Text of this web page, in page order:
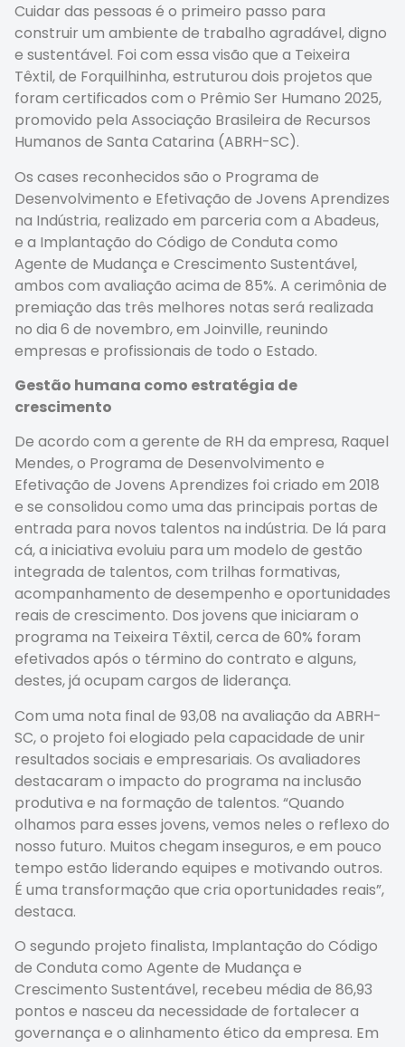
Cuidar das pessoas é o primeiro passo para
construir um ambiente de trabalho agradável, digno
e sustentável. Foi com essa visão que a Teixeira
Têxtil, de Forquilhinha, estruturou dois projetos que
foram certificados com o Prêmio Ser Humano 2025,
promovido pela Associação Brasileira de Recursos
Humanos de Santa Catarina (ABRH-SC).
Os cases reconhecidos são o Programa de
Desenvolvimento e Efetivação de Jovens Aprendizes
na Indústria, realizado em parceria com a Abadeus,
e a Implantação do Código de Conduta como
Agente de Mudança e Crescimento Sustentável,
ambos com avaliação acima de 85%. A cerimônia de
premiação das três melhores notas será realizada
no dia 6 de novembro, em Joinville, reunindo
empresas e profissionais de todo o Estado.
Gestão humana como estratégia de
crescimento
De acordo com a gerente de RH da empresa, Raquel
Mendes, o Programa de Desenvolvimento e
Efetivação de Jovens Aprendizes foi criado em 2018
e se consolidou como uma das principais portas de
entrada para novos talentos na indústria. De lá para
cá, a iniciativa evoluiu para um modelo de gestão
integrada de talentos, com trilhas formativas,
acompanhamento de desempenho e oportunidades
reais de crescimento. Dos jovens que iniciaram o
programa na Teixeira Têxtil, cerca de 60% foram
efetivados após o término do contrato e alguns,
destes, já ocupam cargos de liderança.
Com uma nota final de 93,08 na avaliação da ABRH-
SC, o projeto foi elogiado pela capacidade de unir
resultados sociais e empresariais. Os avaliadores
destacaram o impacto do programa na inclusão
produtiva e na formação de talentos. “Quando
olhamos para esses jovens, vemos neles o reflexo do
nosso futuro. Muitos chegam inseguros, e em pouco
tempo estão liderando equipes e motivando outros.
É uma transformação que cria oportunidades reais”,
destaca.
O segundo projeto finalista, Implantação do Código
de Conduta como Agente de Mudança e
Crescimento Sustentável, recebeu média de 86,93
pontos e nasceu da necessidade de fortalecer a
governança e o alinhamento ético da empresa. Em